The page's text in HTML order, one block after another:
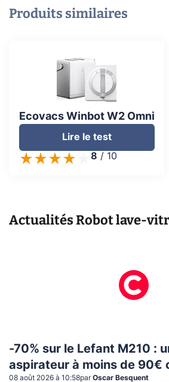
Produits similaires
Ecovacs Winbot W2 Omni
Lire le test
8 / 10
ActualitésRobot lave-
-70% sur le Lefant M210 :
aspirateur à moins de 90€
08 août 2026 à 10:58par Oscar Besquent